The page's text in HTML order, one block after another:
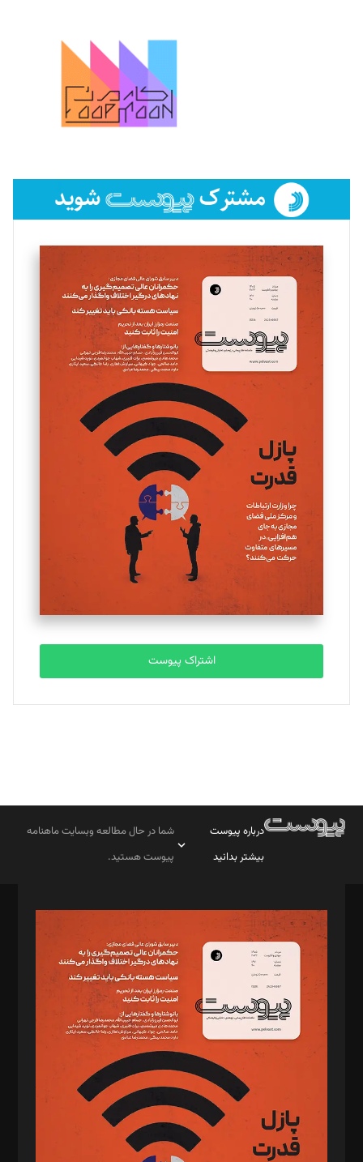
اشتراک پیوست
درباره پیوست
بیشتر بدانید
شما در حال مطالعه وبسایت ماهنامه
پیوست هستید.
مدیر مسئول: محمدباقر اثنی‌عشری
سردبیر: مهرک محمودی
دبیر تحریریه: میثم قاسمی
د‌بیر ناداستان: سمانه سمیع
د‌بیر خدمت و تجارت: ابوالفضل رجبی
د‌بیر حقوق فناوری: حسام‌الدین ایپکچی
د‌بیر پیوست جهان: مینا پاکدل
د‌بیر تحریریه آنلاین: بابک نقاش
تحریریه‌: مجتبی محمود‌ی، آرش برهمند، یسنا امان‌پور، سروش کرمیان،
مصطفی مسجدی آرانی، ابوالفضل رجبی، زهرا فکرانه، فائزه فتحی
رستمی،مصطفی باستان